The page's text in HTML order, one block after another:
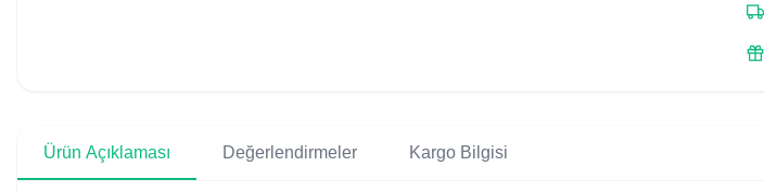
Ürün Açıklaması Değerlendirmeler Kargo Bilgisi